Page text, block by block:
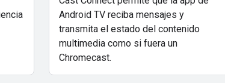
Android TV reciba mensajes y
transmita el estado del contenido
multimedia como si fuera un
Chromecast.